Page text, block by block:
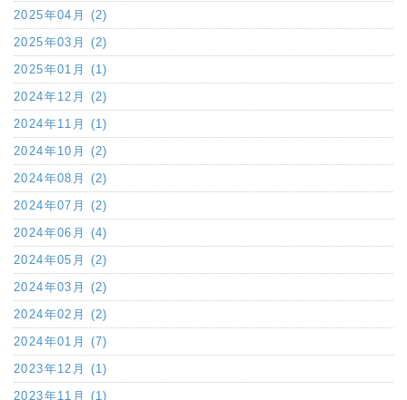
2025年04月 (2)
2025年03月 (2)
2025年01月 (1)
2024年12月 (2)
2024年11月 (1)
2024年10月 (2)
2024年08月 (2)
2024年07月 (2)
2024年06月 (4)
2024年05月 (2)
2024年03月 (2)
2024年02月 (2)
2024年01月 (7)
2023年12月 (1)
2023年11月 (1)